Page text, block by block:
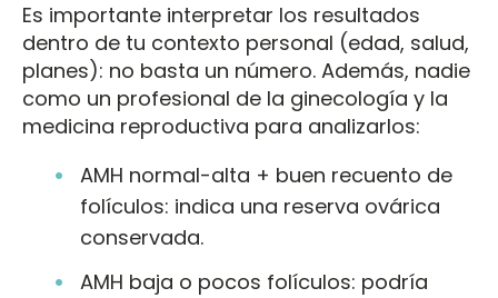
Es importante interpretar los resultados
dentro de tu contexto personal (edad, salud,
planes): no basta un número. Además, nadie
como un profesional de la ginecología y la
medicina reproductiva para analizarlos:
AMH normal-alta + buen recuento de
folículos: indica una reserva ovárica
conservada.
AMH baja o pocos folículos: podría